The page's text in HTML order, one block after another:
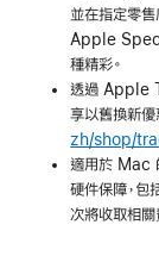
並在指定零售
Apple
種精彩。
透過 Apple
享以舊換新
zh/shop/
適用於 Mac
硬件保障，
次將收取相關